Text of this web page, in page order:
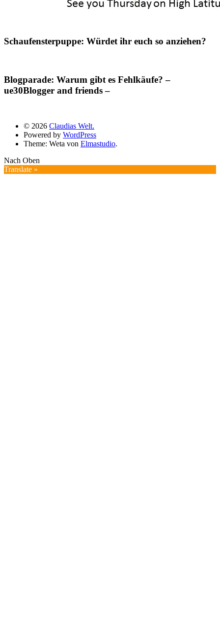
Schaufensterpuppe: Würdet ihr euch so anziehen?
Blogparade: Warum gibt es Fehlkäufe? –
ue30Blogger and friends –
© 2026 Claudias Welt.
Powered by WordPress
Theme: Weta von Elmastudio.
Nach Oben
Translate »